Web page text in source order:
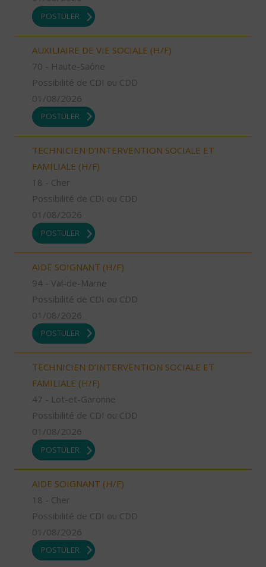
POSTULER
AUXILIAIRE DE VIE SOCIALE (H/F)
70 - Haute-Saône
Possibilité de CDI ou CDD
01/08/2026
POSTULER
TECHNICIEN D’INTERVENTION SOCIALE ET
FAMILIALE (H/F)
18 - Cher
Possibilité de CDI ou CDD
01/08/2026
POSTULER
AIDE SOIGNANT (H/F)
94 - Val-de-Marne
Possibilité de CDI ou CDD
01/08/2026
POSTULER
TECHNICIEN D’INTERVENTION SOCIALE ET
FAMILIALE (H/F)
47 - Lot-et-Garonne
Possibilité de CDI ou CDD
01/08/2026
POSTULER
AIDE SOIGNANT (H/F)
18 - Cher
Possibilité de CDI ou CDD
01/08/2026
POSTULER